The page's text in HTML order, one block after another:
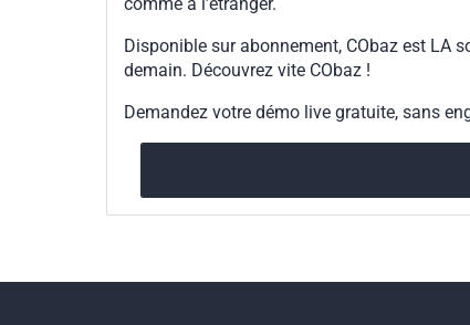
comme à l’étranger.
Disponible sur abonnement, CObaz est LA
demain. Découvrez vite CObaz !
Demandez votre démo live gratuite, sans